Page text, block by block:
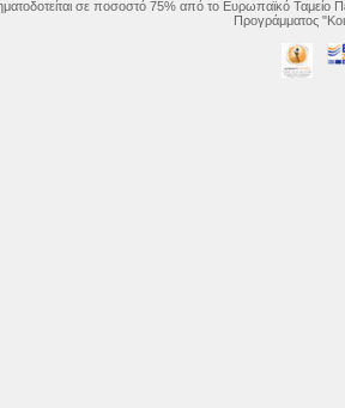
σε ποσοστό 75% από το Ευρωπαϊκό Ταμείο
Προγράμματος